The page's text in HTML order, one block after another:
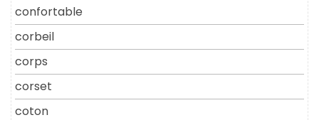
confortable
corbeil
corps
corset
coton